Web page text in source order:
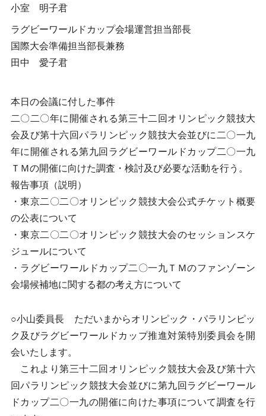
小室 明子君
ラグビーワールドカップ会場運営担当部長
国際大会準備担当部長兼務
田中 愛子君
本日の会議に付した事件
二〇二〇年に開催される第三十二回オリンピック競技大
会及び第十六回パラリンピック競技大会並びに二〇一九
年に開催される第九回ラグビーワールドカップ二〇一九
ＴＭの開催に向けた調査・検討及び必要な活動を行う。
報告事項（説明）
・東京二〇二〇オリンピック競技大会公式チケット概要
の公表について
・東京二〇二〇オリンピック競技大会のセッションスケ
ジュールについて
・ラグビーワールドカップ二〇一九ＴＭのファンゾーン
会場候補地に関する都の考え方について
○小山委員長 ただいまからオリンピック・パラリンピッ
ク及びラグビーワールドカップ推進対策特別委員会を開
会いたします。
これより第三十二回オリンピック競技大会及び第十六
回パラリンピック競技大会並びに第九回ラグビーワール
ドカップ二〇一九の開催に向けた事項について調査を行